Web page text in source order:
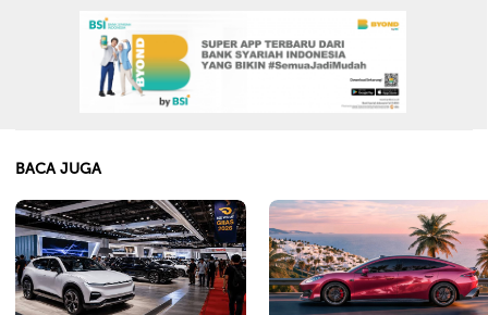
BACA JUGA